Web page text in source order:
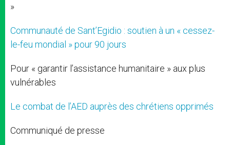
»
Communauté de Sant’Egidio : soutien à un « cessez-
le-feu mondial » pour 90 jours
Pour « garantir l’assistance humanitaire » aux plus
vulnérables
Le combat de l’AED auprès des chrétiens opprimés
Communiqué de presse